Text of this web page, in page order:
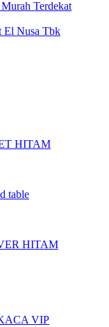
Terdekat
El Nusa Tbk
HITAM
table
HITAM
VIP